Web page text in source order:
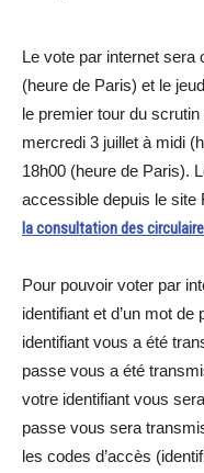
Le vote par internet sera
(heure de Paris) et le
le premier tour du
mercredi 3 juillet à midi
18h00 (heure de Paris).
accessible depuis le site
la consultation des
Pour pouvoir voter par
identifiant et d’un mot
identifiant vous a été
passe vous a été
votre identifiant vous
passe vous sera
les codes d’accès